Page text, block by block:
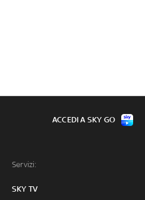
Servizi:
SKY TV
ACCEDI A SKY GO